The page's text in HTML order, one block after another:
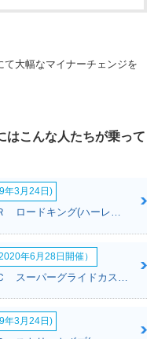
大幅なマイナーチェンジを
はこんな人たちが乗って
年3月24日)
マッキーさん:ＦＬＨＲ ロードキング(ハーレーダビッドソン)
年6月28日開催）
年3月24日)